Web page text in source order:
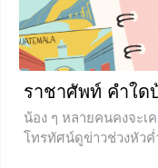
+3
ราชาศัพท์ คำใด
น้อง ๆ หลายคนคงจะเ
โทรทัศน์ดูข่าวช่วงหัวค่